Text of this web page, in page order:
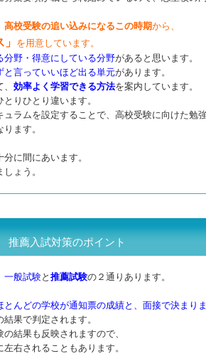
高校受験の追い込みになるこの時期から、
を用意しています。
分野・得意にしている分野があると思います。
と言っていいほど出る単元があります。
効率よく学習できる方法を案内しています。
りひとり違います。
ュラムを設定することで、高校受験に向けた勉
ます。
に間にあいます。
ょう。
推薦入試対策のポイント
一般試験と 推薦試験の２通りあります。
とんどの学校が通知票の成績と、面接で決まり
果で判定されます。
結果も反映されますので、
右されることもあります。